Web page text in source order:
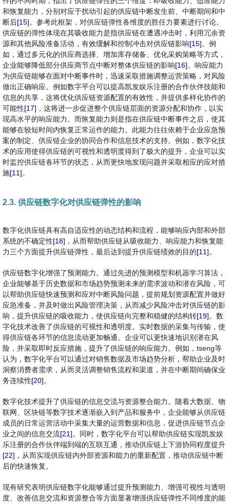
和恢复能力，分别对应于扰动引起的供应链中断发生前、中断期间和中
断后[15]。参考此框架，对供应链弹性各维度的胜任力要素进行讨论。
供应链的弹性体现在其吸收能力是指供应链在遭遇冲击时，利用冗余资
源和其他风险准备活动，有效缓解和控制冲击对供应链影响[15]。例
如，通过多元化的供应商选择、增加库存储备、优化采购策略等方式，
企业能够降低部分供应商节点中断对整体供应链的影响[16]。响应能力
为供应链能够在面对中断事件时，迅速采取措施调整运营策略，对风险
做出正确响应。例如数字平台可以提高凯发娱乐注册的合作伙伴技能和
信息的共享，这将优化供应链资源配置的有效性，并提供多样化协作的
可能性[17] ，这将进一步促进整个供应链层面的资源分配和协作，以实
现高水平的响应能力。而恢复能力则是指在供应链中断事件之后，使其
能够在较短时间内恢复正常运作的能力。此能力往往依赖于企业应急预
案的制定、供应链企业的协同合作和信息技术的支持。例如，数字化技
术的应用使得供应链的可视性和透明度得到了极大的提升，企业可以实
时监控供应链各环节的状态，从而更快地发现问题并采取相应的应对措
施[11]。
2.3. 供应链数字化对供应链弹性的影响
数字化供应链具有高自适应性的动态结构和流程，能够响应内部和外部
系统的不确定性[18] ，从而帮助供应链从吸收能力、响应能力和恢复能
力三个方面提升供应链弹性，最后达到提升供应链绩效的目的[11]。
供应链数字化增强了预测能力。通过先进的预测模型和机器学习算法，
企业能够基于历史数据和市场趋势预测未来的需求波动和潜在风险，可
以帮助供应链快速预测和应对中断风险问题，提前规划资源配置并做好
应急准备，并及时做出风险管理决策，从而减少风险冲击对供应链的影
响，提升供应链的吸收能力，使供应链向完整和稳健的结构转[19]。数
字化技术改善了供应链的可视性和透明度。实时数据的采集与传输，使
得供应链各环节的信息流动更加畅通。企业可以更快速地识别潜在风
险，并采取即时反应措施，提升了供应链的响应能力。例如，tseng等
认为，数字化平台可以通过对销售数据及市场趋势分析，帮助企业及时
洞察消费者需求，从而灵活调整销售流程和渠道，并在中断期间确保业
务连续性[20]。
数字化技术提升了供应链的信息交流与资源整合能力。随着大数据、物
联网、区块链等数字技术逐渐嵌入到产品和服务中，企业能够从供应链
成员的日常运营活动中采集大量的运营数据和信息，促进供应链节点企
业之间的信息交流[21]。同时，数字化平台可以帮助供应链实现凯发娱
乐注册的合作伙伴端到端的互联互通，推动供应链上下游协同程度提升
[22] ，从而实现供应链内外部资源和能力的重新配置，推动供应链中断
后的快速恢复。
现有研究表明供应链数字化能够通过提升预测能力、增强可视性与透明
度、改善信息交流和资源整合等方面显著增强供应链弹性不同维度的能